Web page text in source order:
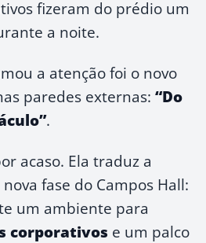
fizeram do prédio um
a noite.
a atenção foi o novo
paredes externas: “Do
.
acaso. Ela traduz a
fase do Campos Hall:
um ambiente para
corporativos e um palco